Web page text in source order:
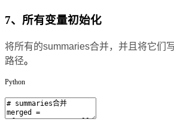
7、所有变量初始化
将所有的summaries合并，并且将它们
路径。
Python